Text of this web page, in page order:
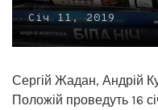
Січ 11, 2019
Сергій Жадан, Андрій
Положій проведуть 16